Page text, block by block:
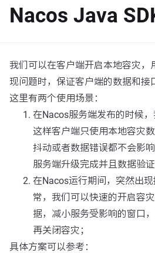
Nacos Java
我们可以在客户端开启本地容灾，
现问题时，保证客户端的数据和接
这里有两个使用场景：
在Nacos服务端发布的时候，
这样客户端只使用本地容灾
抖动或者数据错误都不会影
服务端升级完成并且数据验
在Nacos运行期间，突然出
常，我们可以快速的开启容
据，减小服务受影响的窗口
再关闭容灾；
具体方案可以参考：